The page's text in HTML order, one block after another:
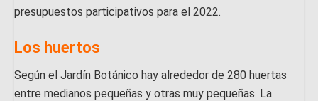
presupuestos participativos para el 2022.
Los huertos
Según el Jardín Botánico hay alrededor de 280 huertas
entre medianos pequeñas y otras muy pequeñas. La